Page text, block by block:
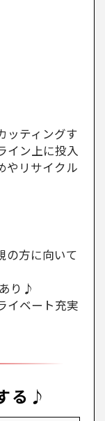
ッティングす
イン上に投入
やリサイクル
の方に向いて
り♪
イベート充実
る♪